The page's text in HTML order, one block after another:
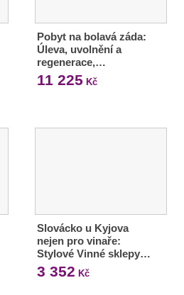
Pobyt na bolavá záda:
Úleva, uvolnění a
regenerace,…
11 225 Kč
Slovácko u Kyjova
nejen pro vinaře:
Stylové Vinné sklepy…
3 352 Kč